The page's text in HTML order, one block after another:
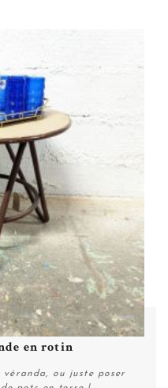
en rotin
ou juste poser